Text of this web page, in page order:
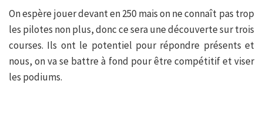
On espère jouer devant en 250 mais on ne connaît pas trop
les pilotes non plus, donc ce sera une découverte sur trois
courses. Ils ont le potentiel pour répondre présents et
nous, on va se battre à fond pour être compétitif et viser
les podiums.